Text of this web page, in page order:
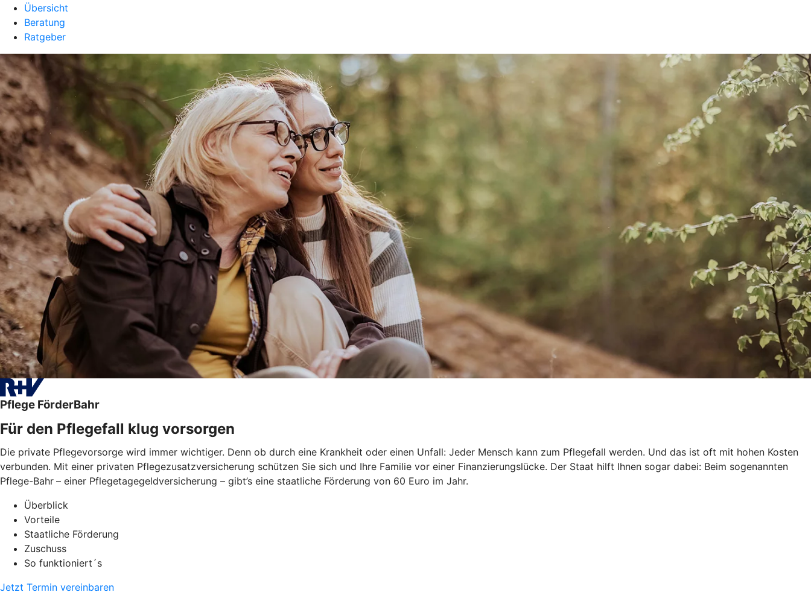
Übersicht
Beratung
Ratgeber
Pflege FörderBahr
Für den Pflegefall klug vorsorgen
Die private Pflegevorsorge wird immer wichtiger. Denn ob durch eine Krankheit oder einen Unfall: Jeder Mensch kann zum Pflegefall werden. Und das ist oft mit hohen Kosten
verbunden. Mit einer privaten Pflegezusatzversicherung schützen Sie sich und Ihre Familie vor einer Finanzierungslücke. Der Staat hilft Ihnen sogar dabei: Beim sogenannten
Pflege-Bahr – einer Pflegetagegeldversicherung – gibt’s eine staatliche Förderung von 60 Euro im Jahr.
Überblick
Vorteile
Staatliche Förderung
Zuschuss
So funktioniert´s
Jetzt Termin vereinbaren